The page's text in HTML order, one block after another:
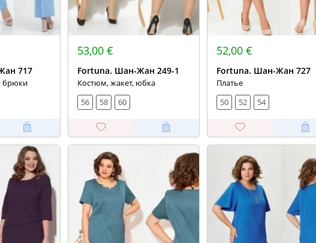
717
брюки
53,00 €
Fortuna. Шан-Жан 249-1
Костюм, жакет, юбка
56
58 60
52,00 €
Fortuna. Шан-Жан 727
Платье
50
52 54